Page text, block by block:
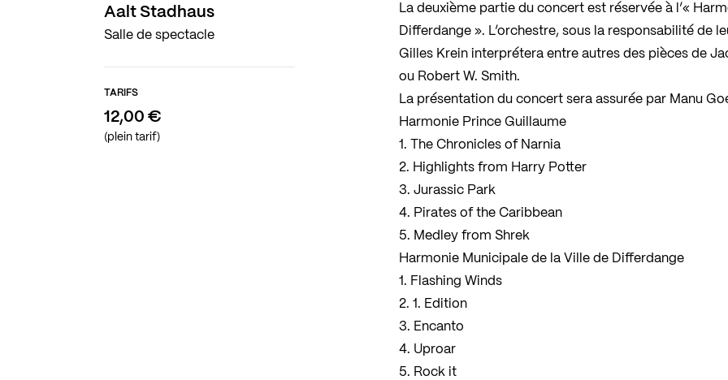
Aalt Stadhaus
Salle de spectacle
TARIFS
12,00 €
(plein tarif)
La deuxième partie du concert est réservée à l’«
Differdange ». L’orchestre, sous la responsabilité de
Gilles Krein interprétera entre autres des pièces de
ou Robert W. Smith.
La présentation du concert sera assurée par Manu
Harmonie Prince Guillaume
1. The Chronicles of Narnia
2. Highlights from Harry Potter
3. Jurassic Park
4. Pirates of the Caribbean
5. Medley from Shrek
Harmonie Municipale de la Ville de Differdange
1. Flashing Winds
2. 1. Edition
3. Encanto
4. Uproar
5. Rock it